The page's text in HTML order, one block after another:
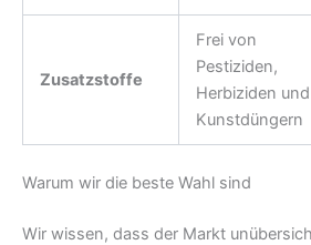
Zusatzstoffe
Frei von
Pestiziden,
Herbiziden und
Kunstdüngern
Warum wir die beste Wahl sind
Wir wissen, dass der Markt